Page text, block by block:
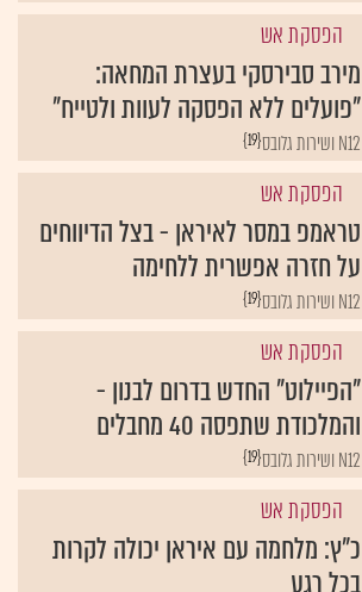
הפסקת אש
מירב סבירסקי בעצרת המחאה:
"פועלים ללא הפסקה לעוות ולטייח"
{19} N12 ושירות גלובס
הפסקת אש
טראמפ במסר לאיראן - בצל הדיווחים
על חזרה אפשרית ללחימה
{19} N12 ושירות גלובס
הפסקת אש
"הפיילוט" החדש בדרום לבנון -
והמלכודת שתפסה 40 מחבלים
{19} N12 ושירות גלובס
הפסקת אש
כ"ץ: מלחמה עם איראן יכולה לקרות
בכל רגע